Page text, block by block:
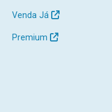
Venda Já
Premium